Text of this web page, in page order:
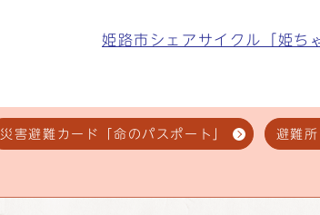
姫路市シェアサイクル「姫ち
災害避難カード「命のパスポート」 避難所